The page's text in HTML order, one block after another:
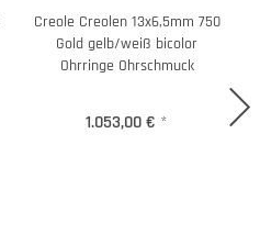
Creole Creolen 13x6,5mm 750
Gold gelb/weiß bicolor
Ohrringe Ohrschmuck
1.053,00 € *